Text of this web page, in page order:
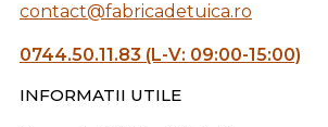
contact@fabricadetuica.ro
0744.50.11.83 (L-V: 09:00-15:00)
INFORMATII UTILE